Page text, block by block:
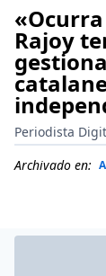
Rajoy
Periodista
Archivado en: